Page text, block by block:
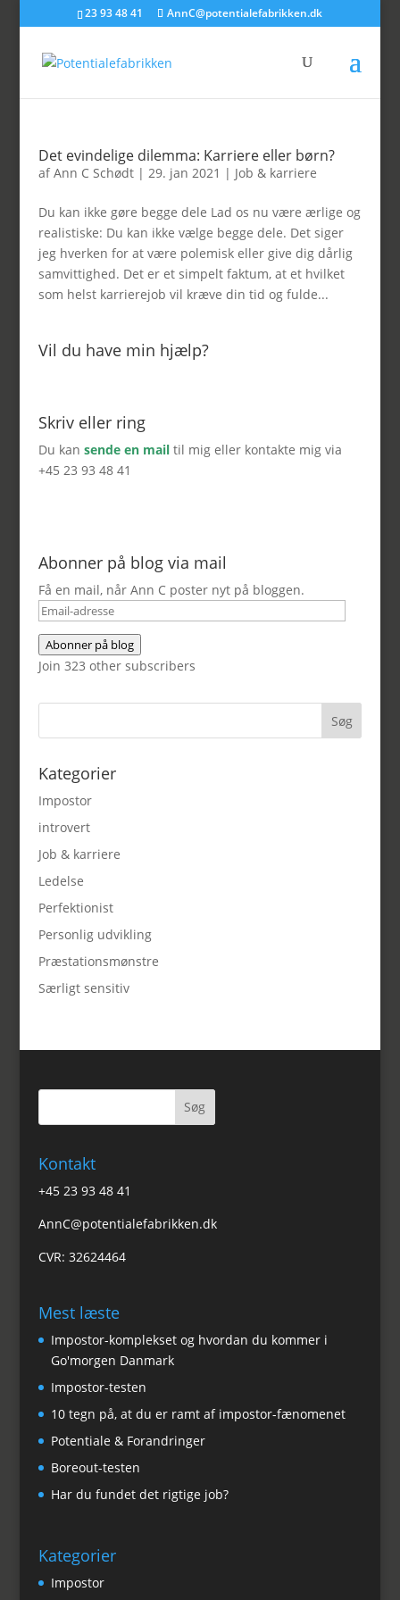
23 93 48 41 AnnC@potentialefabrikken.dk
Det evindelige dilemma: Karriere eller børn?
afAnn C Schødt| 29. jan 2021 | Job & karriere
Du kan ikke gøre begge dele Lad os nu være ærlige og
realistiske: Du kan ikke vælge begge dele. Det siger
jeg hverken for at være polemisk eller give dig dårlig
samvittighed. Det er et simpelt faktum, at et hvilket
som helst karrierejob vil kræve din tid og fulde...
Vil du have min hjælp?
Skriv eller ring
Du kan sende en mail til mig eller kontakte mig via
+45 23 93 48 41
Abonner på blog via mail
Få en mail, når Ann C poster nyt på bloggen.
Email-
adresse
Abonner på blog
Join 323 other subscribers
Kategorier
Impostor
introvert
Job & karriere
Ledelse
Perfektionist
Personlig udvikling
Præstationsmønstre
Særligt sensitiv
Kontakt
+45 23 93 48 41
AnnC@potentialefabrikken.dk
CVR: 32624464
Mest læste
Impostor-komplekset og hvordan du kommer i
Go'morgen Danmark
Impostor-testen
10 tegn på, at du er ramt af impostor-fænomenet
Potentiale & Forandringer
Boreout-testen
Har du fundet det rigtige job?
Kategorier
Impostor